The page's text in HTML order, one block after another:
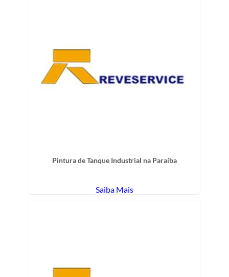
Pintura de Tanque Industrial na Paraíba
Saiba Mais